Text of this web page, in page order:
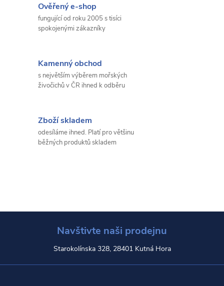
Ověřený e-shop
fungující od roku 2005 s tisíci
spokojenými zákazníky
Kamenný obchod
s největším výběrem mořských
živočichů v ČR ihned k odběru
Zboží skladem
odesíláme ihned. Platí pro většinu
běžných produktů skladem
Navštivte naši prodejnu
Starokolínska 328, 28401 Kutná Hora